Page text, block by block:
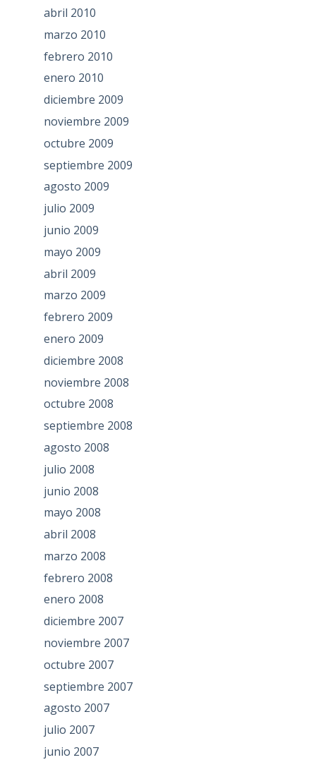
abril 2010
marzo 2010
febrero 2010
enero 2010
diciembre 2009
noviembre 2009
octubre 2009
septiembre 2009
agosto 2009
julio 2009
junio 2009
mayo 2009
abril 2009
marzo 2009
febrero 2009
enero 2009
diciembre 2008
noviembre 2008
octubre 2008
septiembre 2008
agosto 2008
julio 2008
junio 2008
mayo 2008
abril 2008
marzo 2008
febrero 2008
enero 2008
diciembre 2007
noviembre 2007
octubre 2007
septiembre 2007
agosto 2007
julio 2007
junio 2007